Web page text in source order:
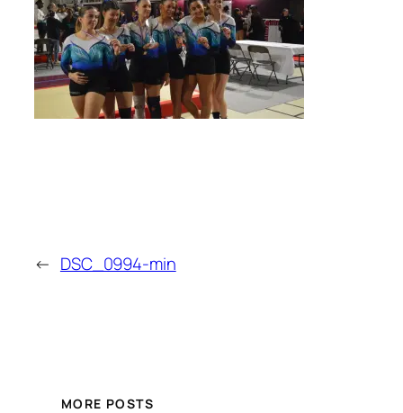
← DSC_0994-min
MORE POSTS